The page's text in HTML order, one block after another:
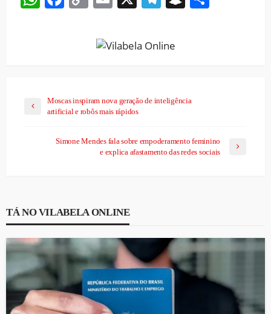
Moscas inspiram nova geração de inteligência
artificial e robôs mais rápidos
Simone Mendes fala sobre empoderamento feminino
e explica afastamento das redes sociais
TÁ NO VILABELA ONLINE